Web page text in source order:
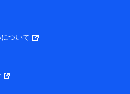
め
スの実施のため
ン等の実施のため
・管理等付帯業務を行うため
ついて